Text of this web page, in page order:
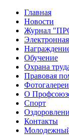
Главная
Новости
Журнал
Обучение
Охрана
Правовая
Фотогалереи
О
Спорт
Контакты